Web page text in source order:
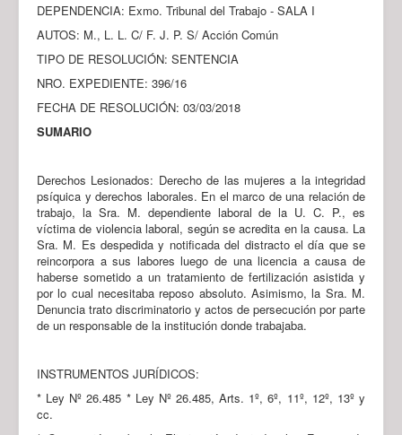
DEPENDENCIA: Exmo. Tribunal del Trabajo - SALA I
AUTOS: M., L. L. C/ F. J. P. S/ Acción Común
TIPO DE RESOLUCIÓN: SENTENCIA
NRO. EXPEDIENTE: 396/16
FECHA DE RESOLUCIÓN: 03/03/2018
SUMARIO
Derechos Lesionados: Derecho de las mujeres a la integridad
psíquica y derechos laborales. En el marco de una relación de
trabajo, la Sra. M. dependiente laboral de la U. C. P., es
víctima de violencia laboral, según se acredita en la causa. La
Sra. M. Es despedida y notificada del distracto el día que se
reincorpora a sus labores luego de una licencia a causa de
haberse sometido a un tratamiento de fertilización asistida y
por lo cual necesitaba reposo absoluto. Asimismo, la Sra. M.
Denuncia trato discriminatorio y actos de persecución por parte
de un responsable de la institución donde trabajaba.
INSTRUMENTOS JURÍDICOS:
* Ley Nº 26.485 * Ley Nº 26.485, Arts. 1º, 6º, 11º, 12º, 13º y
cc.